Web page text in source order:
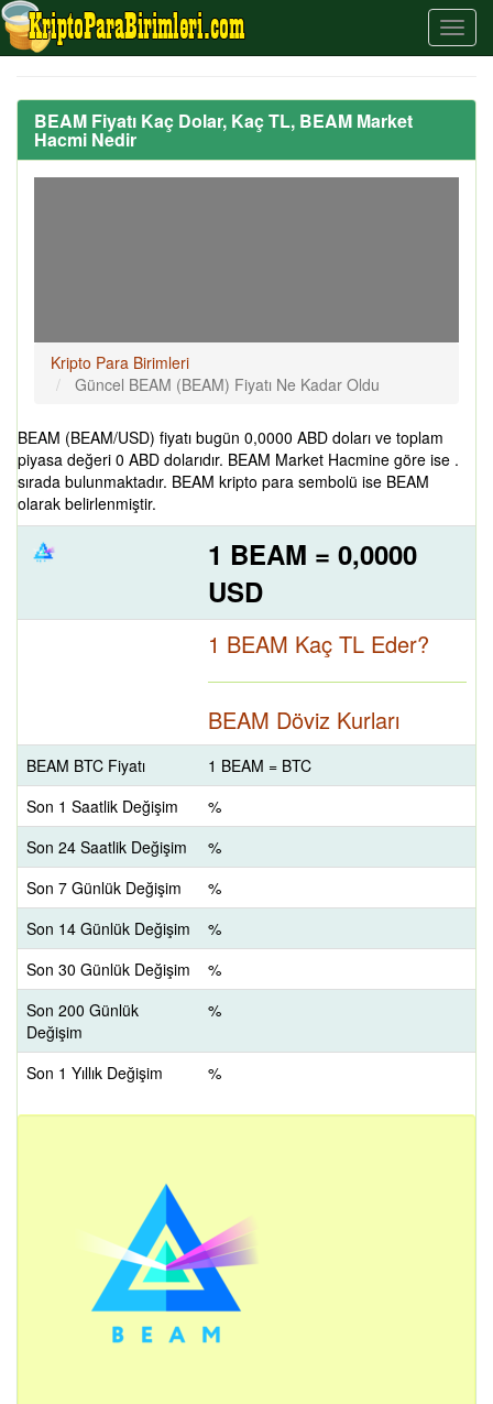
BEAM Fiyatı Kaç Dolar, Kaç TL, BEAM Market
Hacmi Nedir
Kripto Para Birimleri
Güncel BEAM (BEAM) Fiyatı Ne Kadar Oldu
BEAM (BEAM/USD) fiyatı bugün 0,0000 ABD doları ve toplam
piyasa değeri 0 ABD dolarıdır. BEAM Market Hacmine göre ise .
sırada bulunmaktadır. BEAM kripto para sembolü ise BEAM
olarak belirlenmiştir.
1 BEAM = 0,0000
USD
1 BEAM Kaç TL Eder?
BEAM Döviz Kurları
BEAM BTC Fiyatı
1 BEAM = BTC
Son 1 Saatlik Değişim
%
Son 24 Saatlik Değişim
%
Son 7 Günlük Değişim
%
Son 14 Günlük Değişim
%
Son 30 Günlük Değişim
%
Son 200 Günlük
Değişim
%
Son 1 Yıllık Değişim %